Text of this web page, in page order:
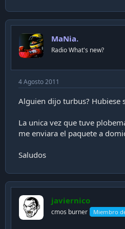
MaNia.
Radio What's new?
4 Agosto 2011
Alguien dijo turbus? Hubiese
La unica vez que tuve
me enviara el paquete a
Saludos
javiernico
cmos burner Miembro